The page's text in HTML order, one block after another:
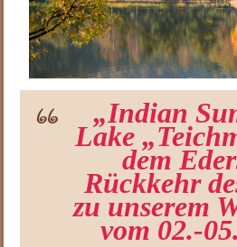
„Indian
Lake
dem
Rückkehr
zu unserem
vom 02.-